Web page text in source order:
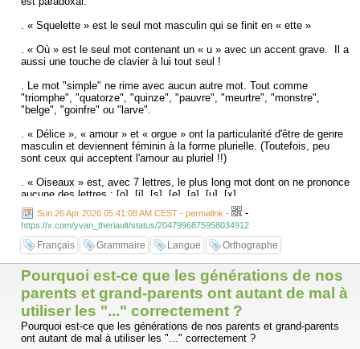
. « Squelette » est le seul mot masculin qui se finit en « ette »
. « Où » est le seul mot contenant un « u » avec un accent grave. Il a
aussi une touche de clavier à lui tout seul !
. Le mot "simple" ne rime avec aucun autre mot. Tout comme
"triomphe", "quatorze", "quinze", "pauvre", "meurtre", "monstre",
"belge", "goinfre" ou "larve".
. « Délice », « amour » et « orgue » ont la particularité d'être de genre
masculin et deviennent féminin à la forme plurielle. (Toutefois, peu
sont ceux qui acceptent l'amour au pluriel !!)
. « Oiseaux » est, avec 7 lettres, le plus long mot dont on ne prononce
aucune des lettres : [o], [i], [s], [e], [a], [u], [x] .
Sun 26 Apr 2026 05:41:08 AM CEST - permalink - -
https://x.com/yvan_theriault/status/2047996875958034912
Français Grammaire Langue Orthographe
Pourquoi est-ce que les générations de nos
parents et grand-parents ont autant de mal à
utiliser les "..." correctement ?
Pourquoi est-ce que les générations de nos parents et grand-parents
ont autant de mal à utiliser les "..." correctement ?